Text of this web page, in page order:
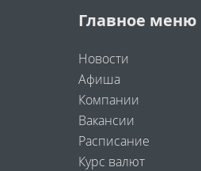
Главное меню
Новости
Афиша
Компании
Вакансии
Расписание
Курс валют